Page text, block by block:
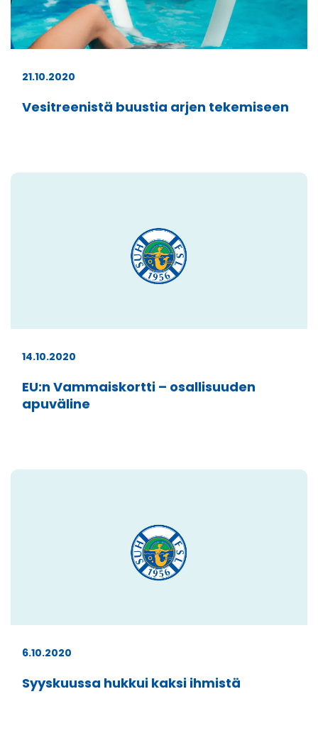
21.10.2020
Vesitreenistä buustia arjen tekemiseen
14.10.2020
EU:n Vammaiskortti – osallisuuden
apuväline
6.10.2020
Syyskuussa hukkui kaksi ihmistä